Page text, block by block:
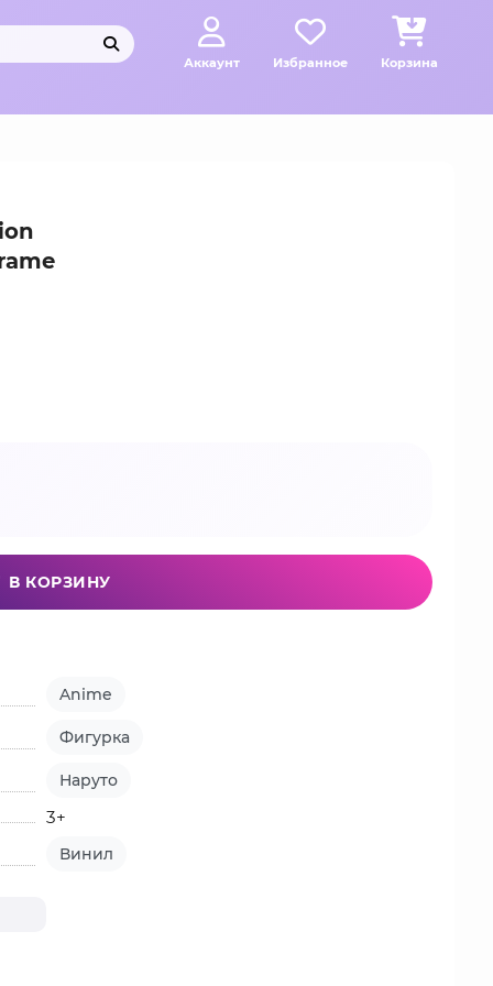
Аккаунт Избранное Корзина
В КОРЗИНУ
Anime
Фигурка
Наруто
3+
Винил